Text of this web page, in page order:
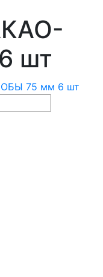
шт